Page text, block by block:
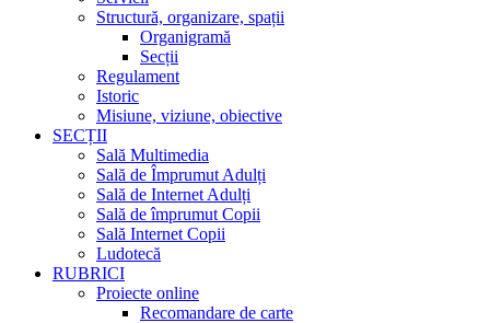
Structură, organizare, spații
Organigramă
Secții
Regulament
Istoric
Misiune, viziune, obiective
SECȚII
Sală Multimedia
Sală de Împrumut Adulți
Sală de Internet Adulți
Sală de împrumut Copii
Sală Internet Copii
Ludotecă
RUBRICI
Proiecte online
Recomandare de carte